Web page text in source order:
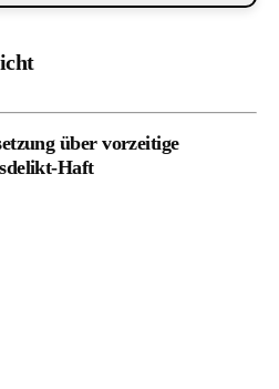
über vorzeitige
Haft